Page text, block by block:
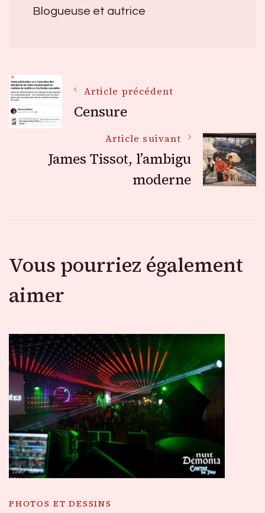
Blogueuse et autrice
Navigation
des
articles
Article précédent
Censure
Article suivant
James Tissot, l’ambigu
moderne
Vous pourriez également
aimer
PHOTOS ET DESSINS